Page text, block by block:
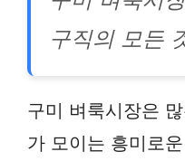
구직의 모든
구미 벼룩시장은
가 모이는 흥미로